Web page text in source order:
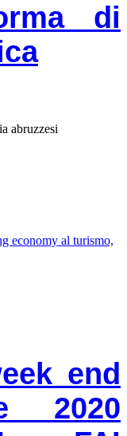
di
abruzzesi
economy al turismo,
end
2020